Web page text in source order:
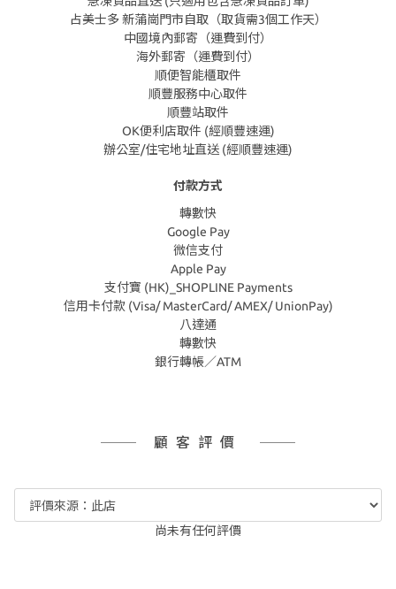
占美士多 新蒲崗門市自取（取貨需3個工作天）
中國境內郵寄（運費到付）
海外郵寄（運費到付）
順便智能櫃取件
順豐服務中心取件
順豐站取件
OK便利店取件 (經順豐速運)
辦公室/住宅地址直送 (經順豐速運)
付款方式
轉數快
Google Pay
微信支付
Apple Pay
支付寶 (HK)_SHOPLINE Payments
信用卡付款 (Visa/ MasterCard/ AMEX/ UnionPay)
八達通
轉數快
銀行轉帳／ATM
顧客評價
尚未有任何評價